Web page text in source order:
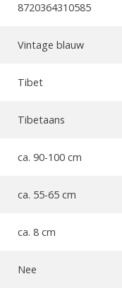
8720364310585
Vintage blauw
Tibet
Tibetaans
ca. 90-100 cm
ca. 55-65 cm
ca. 8 cm
Nee